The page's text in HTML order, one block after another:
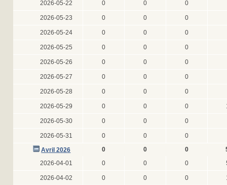
2026-05-22 0 0 0
2026-05-23 0 0 0
2026-05-24 0 0 0
2026-05-25 0 0 0
2026-05-26 0 0 0
2026-05-27 0 0 0
2026-05-28 0 0 0
2026-05-29 0 0 0
2026-05-30 0 0 0
2026-05-31 0 0
0
Avril 2026
0 0 0
2026-04-01
0 0 0
2026-04-02 0 0 0